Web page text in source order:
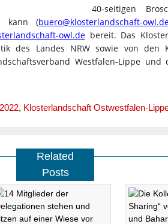
40-seitigen
kann (buero@klosterlandschaft-
owl.debereit. Das
des Landes NRW sowie von den
Westfalen-Lippe und
, Klosterlandschaft Ostwestfalen-
Related
Posts